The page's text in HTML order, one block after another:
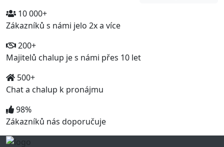
10 000+
Zákazníků s námi jelo 2x a více
200+
Majitelů chalup je s námi přes 10 let
500+
Chat a chalup k pronájmu
98%
Zákazníků nás doporučuje